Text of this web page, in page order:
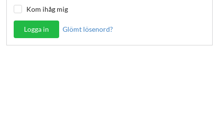
Kom ihåg mig
Logga in Glömt lösenord?